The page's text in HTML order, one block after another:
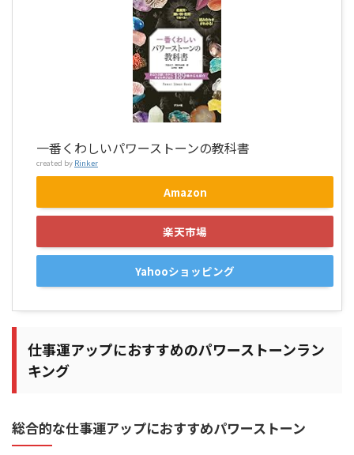
一番くわしいパワーストーンの教科書
created by Rinker
Amazon
楽天市場
Yahooショッピング
仕事運アップにおすすめのパワーストーンラン
キング
総合的な仕事運アップにおすすめパワーストーン